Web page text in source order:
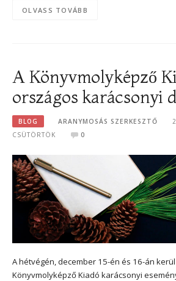
OLVASS TOVÁBB
A Könyvmolyképző
országos karácsonyi
BLOG ARANYMOSÁS SZERKESZTŐ
CSÜTÖRTÖK
0
A hétvégén, december 15-én és 16-án
Könyvmolyképző Kiadó karácsonyi